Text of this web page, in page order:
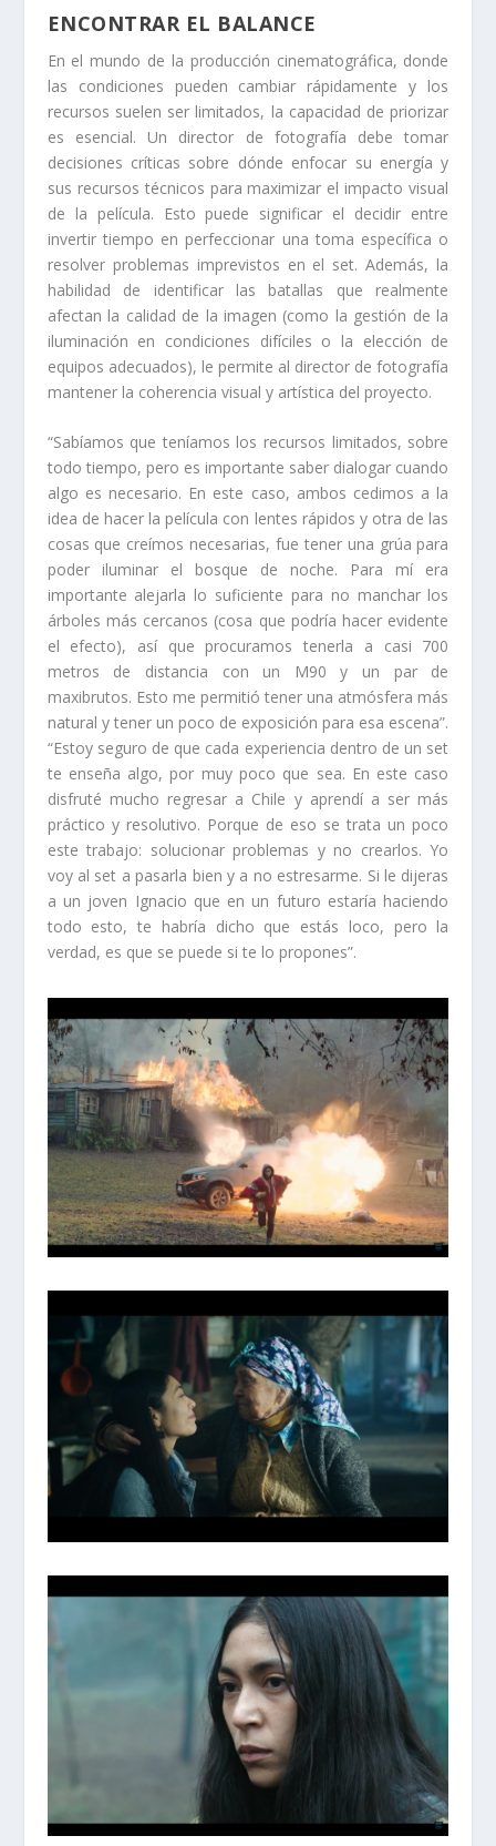
ENCONTRAR EL BALANCE
En el mundo de la producción cinematográfica, donde
las condiciones pueden cambiar rápidamente y los
recursos suelen ser limitados, la capacidad de priorizar
es esencial. Un director de fotografía debe tomar
decisiones críticas sobre dónde enfocar su energía y
sus recursos técnicos para maximizar el impacto visual
de la película. Esto puede significar el decidir entre
invertir tiempo en perfeccionar una toma específica o
resolver problemas imprevistos en el set. Además, la
habilidad de identificar las batallas que realmente
afectan la calidad de la imagen (como la gestión de la
iluminación en condiciones difíciles o la elección de
equipos adecuados), le permite al director de fotografía
mantener la coherencia visual y artística del proyecto.
“Sabíamos que teníamos los recursos limitados, sobre
todo tiempo, pero es importante saber dialogar cuando
algo es necesario. En este caso, ambos cedimos a la
idea de hacer la película con lentes rápidos y otra de las
cosas que creímos necesarias, fue tener una grúa para
poder iluminar el bosque de noche. Para mí era
importante alejarla lo suficiente para no manchar los
árboles más cercanos (cosa que podría hacer evidente
el efecto), así que procuramos tenerla a casi 700
metros de distancia con un M90 y un par de
maxibrutos. Esto me permitió tener una atmósfera más
natural y tener un poco de exposición para esa escena”.
“Estoy seguro de que cada experiencia dentro de un set
te enseña algo, por muy poco que sea. En este caso
disfruté mucho regresar a Chile y aprendí a ser más
práctico y resolutivo. Porque de eso se trata un poco
este trabajo: solucionar problemas y no crearlos. Yo
voy al set a pasarla bien y a no estresarme. Si le dijeras
a un joven Ignacio que en un futuro estaría haciendo
todo esto, te habría dicho que estás loco, pero la
verdad, es que se puede si te lo propones”.